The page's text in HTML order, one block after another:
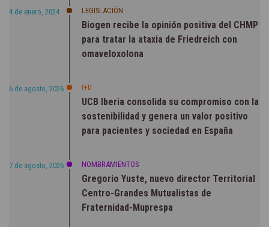
4 de enero, 2024 LEGISLACIÓN
Biogen recibe la opinión positiva del CHMP
para tratar la ataxia de Friedreich con
omaveloxolona
6 de agosto, 2026 I+D
UCB Iberia consolida su compromiso con la
sostenibilidad y genera un valor positivo
para pacientes y sociedad en España
7 de agosto, 2026 NOMBRAMIENTOS
Gregorio Yuste, nuevo director Territorial
Centro-Grandes Mutualistas de
Fraternidad-Muprespa